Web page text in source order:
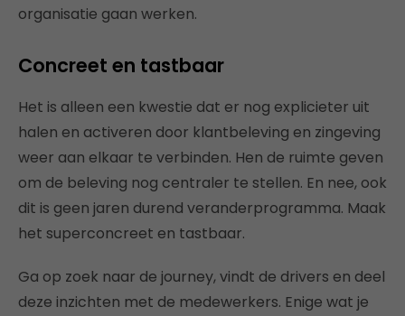
organisatie gaan werken.
Concreet en tastbaar
Het is alleen een kwestie dat er nog explicieter uit
halen en activeren door klantbeleving en zingeving
weer aan elkaar te verbinden. Hen de ruimte geven
om de beleving nog centraler te stellen. En nee, ook
dit is geen jaren durend veranderprogramma. Maak
het superconcreet en tastbaar.
Ga op zoek naar de journey, vindt de drivers en deel
deze inzichten met de medewerkers. Enige wat je